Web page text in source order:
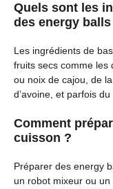
Quels sont les
des energy balls
Les ingrédients de
fruits secs comme les
ou noix de cajou, de
d’avoine, et parfois
Comment
cuisson ?
Préparer des energy
un robot mixeur ou